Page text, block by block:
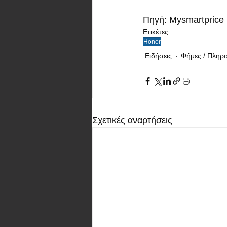
Πηγή: Mysmartprice
Ετικέτες:
Honor
Ειδήσεις Φήμες /
Σχετικές αναρτήσεις